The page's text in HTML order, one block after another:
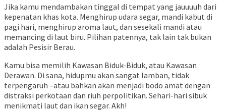
Jika kamu mendambakan tinggal di tempat yang jauuuuh dari
kepenatan khas kota. Menghirup udara segar, mandi kabut di
pagi hari, menghirup aroma laut, dan sesekali mandi atau
memancing di laut biru. Pilihan patennya, tak lain tak bukan
adalah Pesisir Berau.
Kamu bisa memilih Kawasan Biduk-Biduk, atau Kawasan
Derawan. Di sana, hidupmu akan sangat lamban, tidak
terpengaruh –atau bahkan akan menjadi bodo amat dengan
distraksi perkotaan dan riuh perpolitikan. Sehari-hari sibuk
menikmati laut dan ikan segar. Akh!